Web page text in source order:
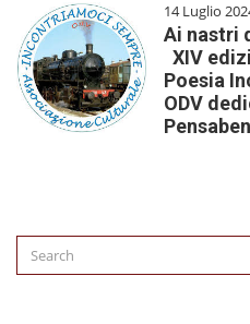
14 Luglio
Ai nastri
XIV
Poesia
ODV
Search
for: